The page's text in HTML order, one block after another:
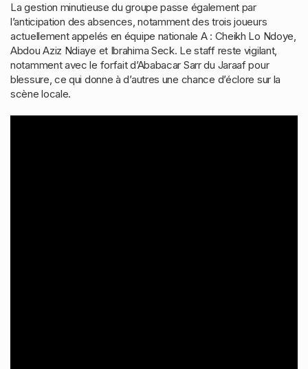
La gestion minutieuse du groupe passe également par
l’anticipation des absences, notamment des trois joueurs
actuellement appelés en équipe nationale A : Cheikh Lo Ndoye,
Abdou Aziz Ndiaye et Ibrahima Seck. Le staff reste vigilant,
notamment avec le forfait d’Ababacar Sarr du Jaraaf pour
blessure, ce qui donne à d’autres une chance d’éclore sur la
scène locale.